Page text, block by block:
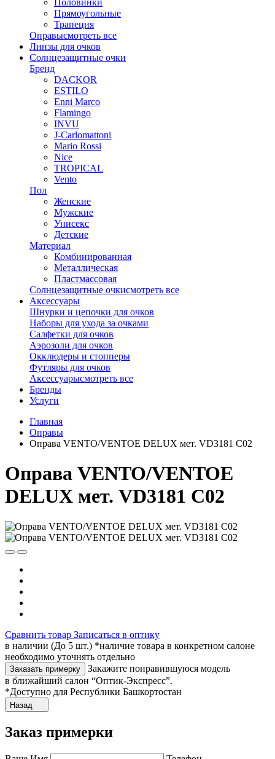
Прямоугольные
Трапеция
Оправысмотреть все
Линзы для очков
Солнцезащитные очки
Бренд
DACKOR
ESTILO
Enni Marco
Flamingo
INVU
J-Carlomattoni
Mario Rossi
Nice
TROPICAL
Vento
Пол
Женские
Мужские
Унисекс
Детские
Материал
Комбинированная
Металлическая
Пластмассовая
Солнцезащитные очкисмотреть все
Аксессуары
Шнурки и цепочки для очков
Наборы для ухода за очками
Салфетки для очков
Аэрозоли для очков
Окклюдеры и стопперы
Футляры для очков
Аксессуарысмотреть все
Бренды
Услуги
Главная
Оправы
Оправа VENTO/VENTOE DELUX мет. VD3181 C02
Оправа VENTO/VENTOE
DELUX мет. VD3181 C02
Сравнить товар Записаться в оптику
в наличии (До 5 шт.) *наличие товара в конкретном салоне
необходимо уточнять отдельно
Заказать примерку
Закажите понравившуюся модель
в ближайший салон “Оптик-Экспресс”.
*Доступно для Республики Башкортостан
Назад
Заказ примерки